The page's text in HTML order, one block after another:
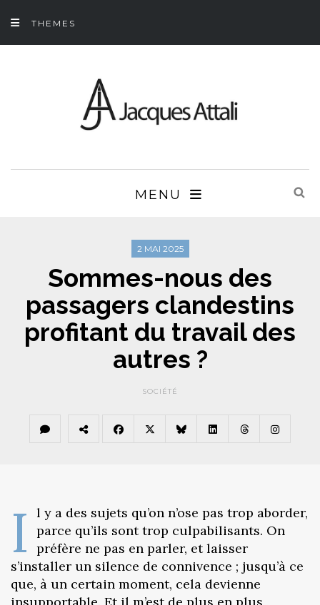
THEMES
MENU
2 MAI 2025
Sommes-nous des
passagers clandestins
profitant du travail des
autres ?
SOCIÉTÉ
I
l y a des sujets qu’on n’ose pas trop aborder,
parce qu’ils sont trop culpabilisants. On
préfère ne pas en parler, et laisser
s’installer un silence de connivence ; jusqu’à ce
que, à un certain moment, cela devienne
insupportable. Et il m’est de plus en plus